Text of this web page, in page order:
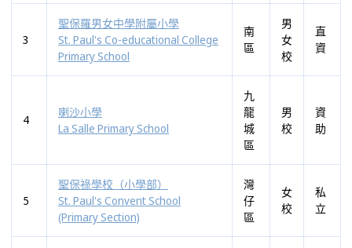
3
聖保羅男女中學附屬小學
St. Paul's Co-educational College
Primary School
南
區
男
女
校
直
資
4
喇沙小學
La Salle Primary School
九
龍
城
區
男
校
資
助
5
聖保祿學校（小學部）
St. Paul's Convent School
(Primary Section)
灣
仔
區
女
校
私
立